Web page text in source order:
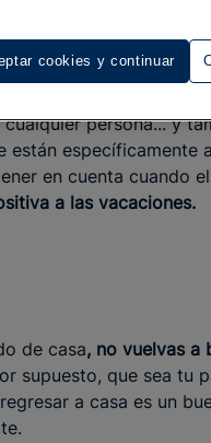
en la astrología?
persona... y
específicamente
en cuenta cuando
a las vacaciones.
de casa, no vuelvas a
supuesto, que sea tu
a casa es un
cookies y continuar